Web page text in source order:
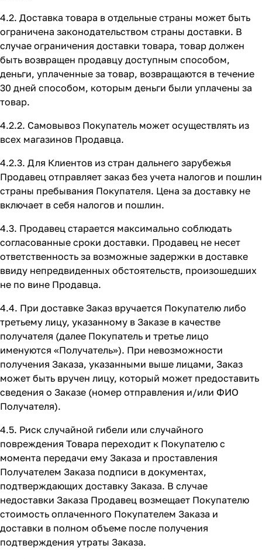
4.2. Доставка товара в отдельные страны может быть
ограничена законодательством страны доставки. В
случае ограничения доставки товара, товар должен
быть возвращен продавцу доступным способом,
деньги, уплаченные за товар, возвращаются в течение
30 дней способом, которым деньги были уплачены за
товар.
4.2.2. Самовывоз Покупатель может осуществлять из
всех магазинов Продавца.
4.2.3. Для Клиентов из стран дальнего зарубежья
Продавец отправляет заказ без учета налогов и пошлин
страны пребывания Покупателя. Цена за доставку не
включает в себя налогов и пошлин.
4.3. Продавец старается максимально соблюдать
согласованные сроки доставки. Продавец не несет
ответственность за возможные задержки в доставке
ввиду непредвиденных обстоятельств, произошедших
не по вине Продавца.
4.4. При доставке Заказ вручается Покупателю либо
третьему лицу, указанному в Заказе в качестве
получателя (далее Покупатель и третье лицо
именуются «Получатель»). При невозможности
получения Заказа, указанными выше лицами, Заказ
может быть вручен лицу, который может предоставить
сведения о Заказе (номер отправления и/или ФИО
Получателя).
4.5. Риск случайной гибели или случайного
повреждения Товара переходит к Покупателю с
момента передачи ему Заказа и проставления
Получателем Заказа подписи в документах,
подтверждающих доставку Заказа. В случае
недоставки Заказа Продавец возмещает Покупателю
стоимость оплаченного Покупателем Заказа и
доставки в полном объеме после получения
подтверждения утраты Заказа.